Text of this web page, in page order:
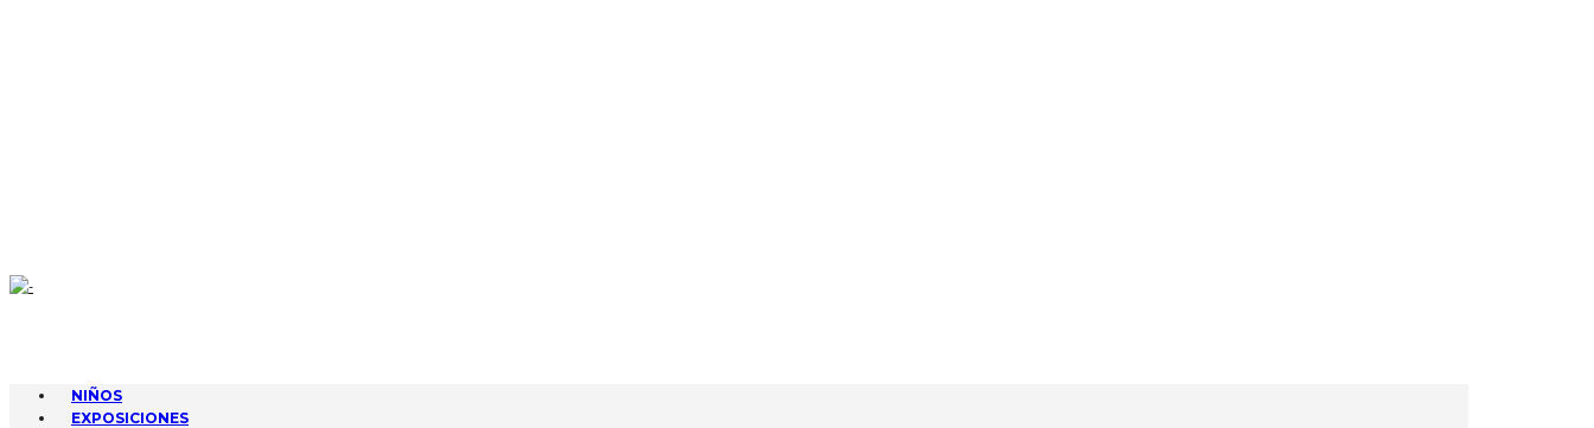
NIÑOS
EXPOSICIONES